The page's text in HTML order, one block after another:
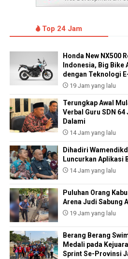
Top 24 Jam
Honda New NX500
Indonesia, Big Bike
dengan Teknologi
19 Jam yang lalu
Terungkap Awal
Verbal Guru SDN
Dalami
14 Jam yang lalu
Dihadiri
Luncurkan Aplikasi
14 Jam yang lalu
Puluhan Orang
Arena Judi Sabung
19 Jam yang lalu
Berang Berang
Medali pada
Sprint Se-Provinsi